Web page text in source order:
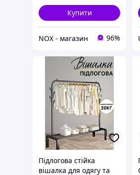
Купити
NOX - магазин 96%
Підлогова стійка
вішалка для одягу та